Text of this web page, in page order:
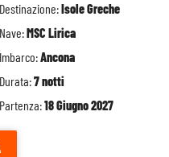
Destinazione:Isole Greche
Nave:MSC Lirica
Imbarco:Ancona
Durata:7 notti
Partenza:18 Giugno 2027